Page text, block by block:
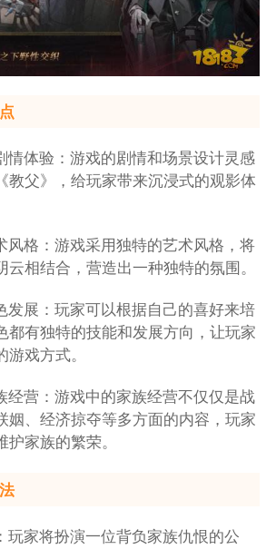
情体验：游戏的剧情和场景设计灵感
教父》，给玩家带来沉浸式的观影体
风格：游戏采用独特的艺术风格，将
云相结合，营造出一种独特的氛围。
发展：玩家可以根据自己的喜好来培
都有独特的技能和发展方向，让玩家
游戏方式。
经营：游戏中的家族经营不仅仅是战
姻、经济掠夺等多方面的内容，玩家
家族的繁荣。
玩家将扮演一位背负家族仇恨的公